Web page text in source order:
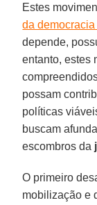
Estes
da
depende,
entanto, estes
possam
políticas
buscam
escombros da
O primeiro
mobilização e